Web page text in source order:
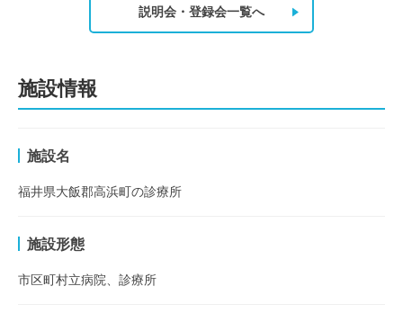
説明会・登録会一覧へ
施設情報
施設名
福井県大飯郡高浜町の診療所
施設形態
市区町村立病院、診療所